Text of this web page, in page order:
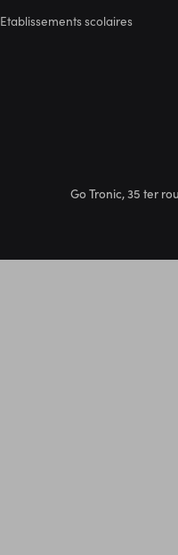
Etablissements scolaires
Go Tronic, 35 ter